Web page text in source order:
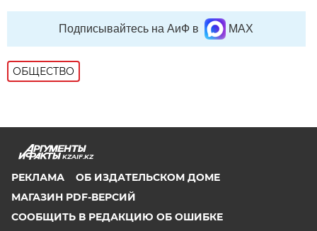
Подписывайтесь на АиФ в MAX
ОБЩЕСТВО
KZAIF.KZ
РЕКЛАМА
ОБ ИЗДАТЕЛЬСКОМ ДОМЕ
МАГАЗИН PDF-ВЕРСИЙ
СООБЩИТЬ В РЕДАКЦИЮ ОБ ОШИБКЕ